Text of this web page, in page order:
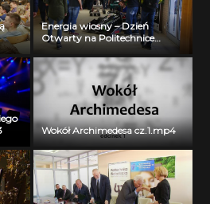
Energia wiosny – Dzień
Otwarty na Politechnice
Białostockiej
Wokół Archimedesa cz.1.mp4